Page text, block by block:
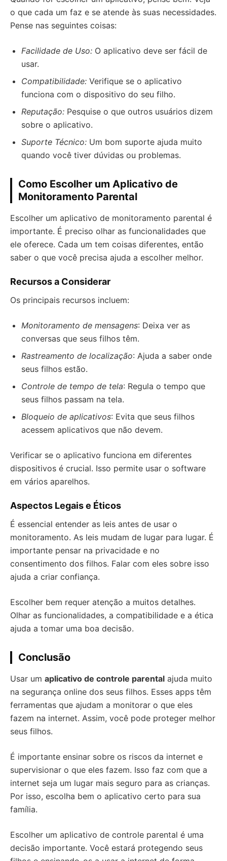
o que cada um faz e se atende às suas necessidades.
Pense nas seguintes coisas:
Facilidade de Uso: O aplicativo deve ser fácil de
usar.
Compatibilidade: Verifique se o aplicativo
funciona com o dispositivo do seu filho.
Reputação: Pesquise o que outros usuários dizem
sobre o aplicativo.
Suporte Técnico: Um bom suporte ajuda muito
quando você tiver dúvidas ou problemas.
Como Escolher um Aplicativo de
Monitoramento Parental
Escolher um aplicativo de monitoramento parental é
importante. É preciso olhar as funcionalidades que
ele oferece. Cada um tem coisas diferentes, então
saber o que você precisa ajuda a escolher melhor.
Recursos a Considerar
Os principais recursos incluem:
Monitoramento de mensagens: Deixa ver as
conversas que seus filhos têm.
Rastreamento de localização: Ajuda a saber onde
seus filhos estão.
Controle de tempo de tela: Regula o tempo que
seus filhos passam na tela.
Bloqueio de aplicativos: Evita que seus filhos
acessem aplicativos que não devem.
Verificar se o aplicativo funciona em diferentes
dispositivos é crucial. Isso permite usar o software
em vários aparelhos.
Aspectos Legais e Éticos
É essencial entender as leis antes de usar o
monitoramento. As leis mudam de lugar para lugar. É
importante pensar na privacidade e no
consentimento dos filhos. Falar com eles sobre isso
ajuda a criar confiança.
Escolher bem requer atenção a muitos detalhes.
Olhar as funcionalidades, a compatibilidade e a ética
ajuda a tomar uma boa decisão.
Conclusão
Usar um aplicativo de controle parental ajuda muito
na segurança online dos seus filhos. Esses apps têm
ferramentas que ajudam a monitorar o que eles
fazem na internet. Assim, você pode proteger melhor
seus filhos.
É importante ensinar sobre os riscos da internet e
supervisionar o que eles fazem. Isso faz com que a
internet seja um lugar mais seguro para as crianças.
Por isso, escolha bem o aplicativo certo para sua
família.
Escolher um aplicativo de controle parental é uma
decisão importante. Você estará protegendo seus